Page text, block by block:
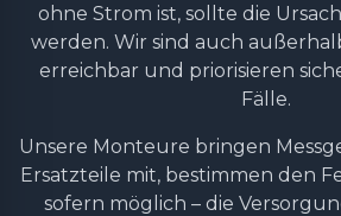
ohne Strom ist, sollte die
werden. Wir sind auch
erreichbar und priorisieren
Fälle.
Unsere Monteure bringen
Ersatzteile mit, bestimmen den
sofern möglich – die